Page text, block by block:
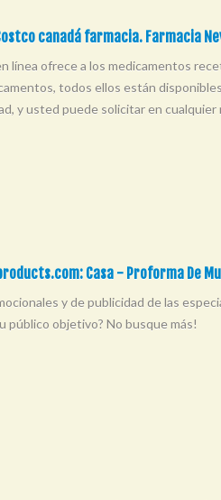
canadá farmacia. Farmacia
línea ofrece a los medicamentos
todos ellos están
y usted puede solicitar en
Casa - Proforma De
y de publicidad de las
público objetivo? No busque más!